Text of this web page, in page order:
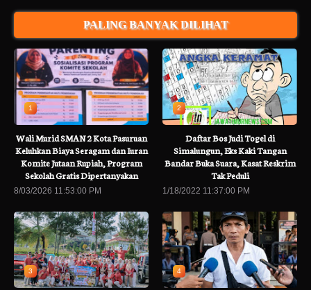
PALING BANYAK DILIHAT
1
Wali Murid SMAN 2 Kota Pasuruan
Keluhkan Biaya Seragam dan Iuran
Komite Jutaan Rupiah, Program
Sekolah Gratis Dipertanyakan
8/03/2026 11:53:00 PM
2
Daftar Bos Judi Togel di
Simalungun, Eks Kaki Tangan
Bandar Buka Suara, Kasat Reskrim
Tak Peduli
1/18/2022 11:37:00 PM
3 4